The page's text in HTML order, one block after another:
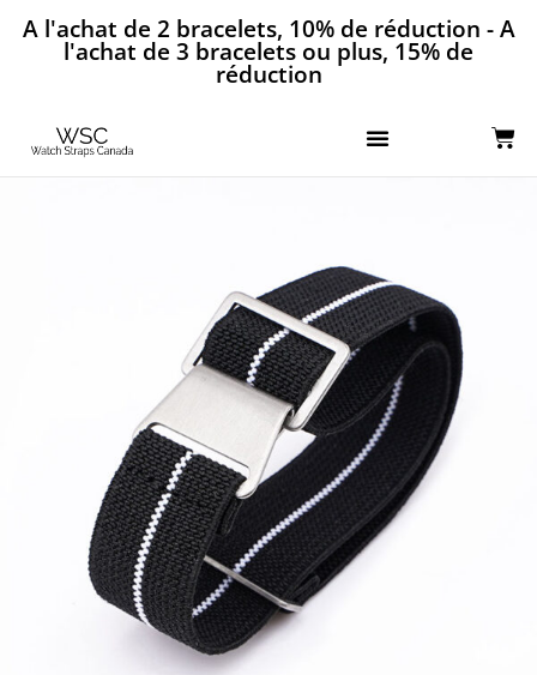
A l'achat de 2 bracelets, 10% de réduction - A
l'achat de 3 bracelets ou plus, 15% de
réduction